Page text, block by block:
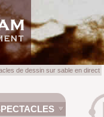
de dessin sur sable en direct